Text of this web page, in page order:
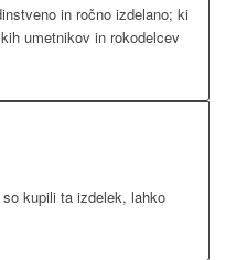
in ročno izdelano; ki
umetnikov in rokodelcev
kupili ta izdelek, lahko